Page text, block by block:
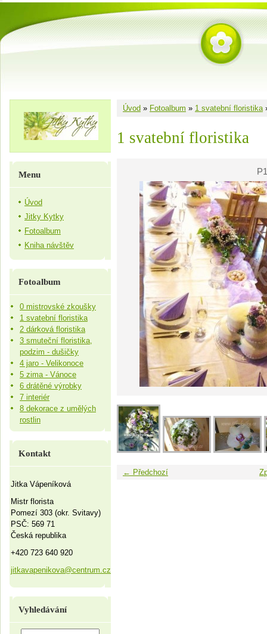
Úvod » Fotoalbum » 1 svatební floristika
1 svatební floristika
← Předchozí
Menu
Úvod
Jitky Kytky
Fotoalbum
Kniha návštěv
Fotoalbum
0 mistrovské zkoušky
1 svatební floristika
2 dárková floristika
3 smuteční floristika,
podzim - dušičky
4 jaro - Velikonoce
5 zima - Vánoce
6 drátěné výrobky
7 interiér
8 dekorace z umělých
rostlin
Kontakt
Jitka Vápeníková
Mistr florista
Pomezí 303 (okr. Svitavy)
PSČ: 569 71
Česká republika
+420 723 640 920
jitkavapenikova@centrum.cz
Vyhledávání